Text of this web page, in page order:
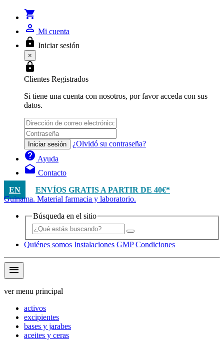
shopping_cart
person_outline Mi cuenta
lock Iniciar sesión
×
lock
Clientes Registrados
Si tiene una cuenta con nosotros, por favor acceda con sus
datos.
Iniciar sesión ¿Olvidó su contraseña?
help Ayuda
drafts Contacto
EN
ENVÍOS GRATIS A PARTIR DE 40€*
Guinama. Material farmacia y laboratorio.
Búsqueda en el sitio
Quiénes somos Instalaciones GMP Condiciones
menu
ver menu principal
activos
excipientes
bases y jarabes
aceites y ceras